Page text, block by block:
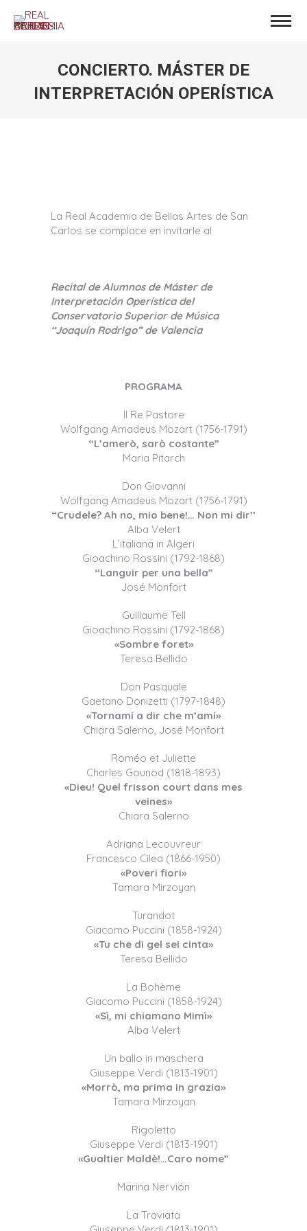
CONCIERTO. MÁSTER DE
INTERPRETACIÓN OPERÍSTICA
La Real Academia de Bellas Artes de San
Carlos se complace en invitarle al
Recital de Alumnos de Máster de
Interpretación Operística del
Conservatorio Superior de Música
“Joaquín Rodrigo” de Valencia
PROGRAMA
Il Re Pastore
Wolfgang Amadeus Mozart (1756-1791)
“L’amerò, sarò costante”
Maria Pitarch
Don Giovanni
Wolfgang Amadeus Mozart (1756-1791)
“Crudele? Ah no, mio bene!… Non mi dir’’
Alba Velert
L’italiana in Algeri
Gioachino Rossini (1792-1868)
“Languir per una bella”
José Monfort
Guillaume Tell
Gioachino Rossini (1792-1868)
«Sombre foret»
Teresa Bellido
Don Pasquale
Gaetano Donizetti (1797-1848)
«Tornami a dir che m’ami»
Chiara Salerno, José Monfort
Roméo et Juliette
Charles Gounod (1818-1893)
«Dieu! Quel frisson court dans mes
veines»
Chiara Salerno
Adriana Lecouvreur
Francesco Cilea (1866-1950)
«Poveri fiori»
Tamara Mirzoyan
Turandot
Giacomo Puccini (1858-1924)
«Tu che di gel sei cinta»
Teresa Bellido
La Bohème
Giacomo Puccini (1858-1924)
«Sì, mi chiamano Mimì»
Alba Velert
Un ballo in maschera
Giuseppe Verdi (1813-1901)
«Morrò, ma prima in grazia»
Tamara Mirzoyan
Rigoletto
Giuseppe Verdi (1813-1901)
«Gualtier Maldè!…Caro nome”
Marina Nervión
La Traviata